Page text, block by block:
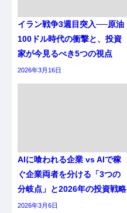
イラン戦争3週目突入──原油
100ドル時代の衝撃と、投資
家が今見るべき5つの視点
2026年3月16日
AIに喰われる企業 vs AIで稼
ぐ企業両者を分ける「3つの
分岐点」と2026年の投資戦略
2026年3月6日